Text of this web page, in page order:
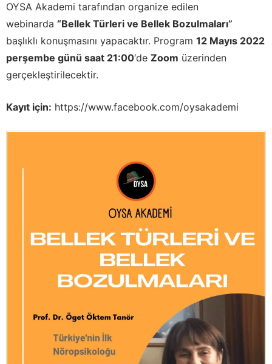
OYSA Akademi tarafından organize edilen
webinarda “Bellek Türleri ve Bellek Bozulmaları”
başlıklı konuşmasını yapacaktır. Program 12 Mayıs 2022
perşembe günü saat 21:00‘de Zoom üzerinden
gerçekleştirilecektir.
Kayıt için: https://www.facebook.com/oysakademi